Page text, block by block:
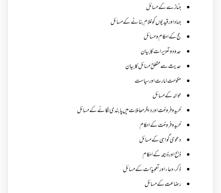
جنازے کےمسائل
جہاد اور قیدیوں کو غلام بنانے کے مسائل
حج کے احکام ومسائل
حدود و تعزیرات کا بیان
حدیث سے متعلق مسائل کا بیان
حکومت امارت اور سیاست
حوالہ کے مسائل
خرید و فروخت اور دیگر معاملات میں پابندی لگانے کے مسائل
خرید و فروخت کے احکام
دعوی گواہی کے مسائل
ذبح اور ذبیحہ کے احکام
ذکر،دعاء اور تعویذات کے مسائل
رضاعت کے مسائل